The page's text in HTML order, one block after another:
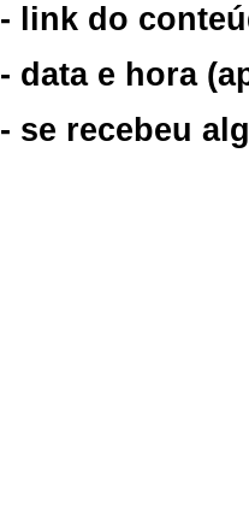
- link do
- data e hora
- se recebeu